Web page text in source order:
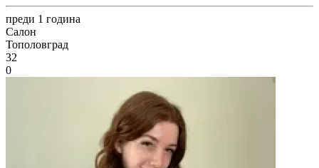
преди 1 година
Салон
Тополовград
32
0